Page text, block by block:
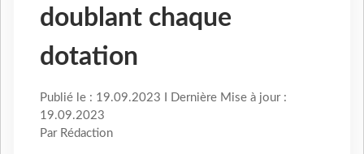
doublant chaque
dotation
Publié le : 19.09.2023 I Dernière Mise à jour :
19.09.2023
Par Rédaction